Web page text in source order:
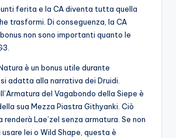
ferita e la CA diventa tutta quella
trasformi. Di conseguenza, la CA
non sono importanti quanto le
è un bonus utile durante
adatta alla narrativa dei Druidi.
del Vagabondo della Siepe è
sua Mezza Piastra Githyanki. Ciò
renderà Lae’zel senza armatura. Se non
lei o Wild Shape, questa è